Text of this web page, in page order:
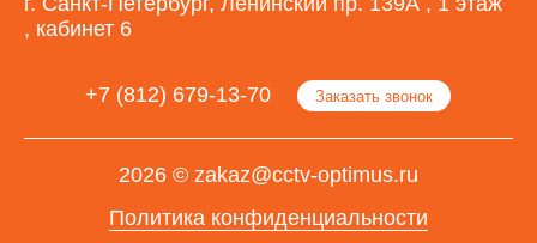
, кабинет 6
+7 (812) 679-13-70 Заказать звонок
2026 © zakaz@cctv-optimus.ru
Политика конфиденциальности